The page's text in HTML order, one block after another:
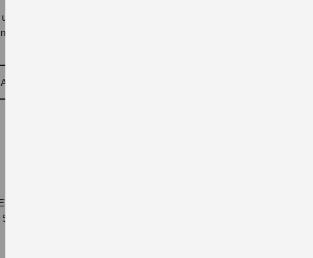
den Suzuki Modellen im Blick? Dann lernen Sie ihn jetzt aus
Probefahrt.
HYBRID AGS Comfort+
l/100km; kombinierter Wert der CO₂-Emission: 114 g/km; CO₂-